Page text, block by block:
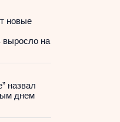
новые
на
назвал
днем